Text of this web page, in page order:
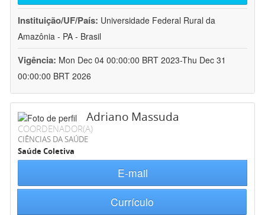
Instituição/UF/País: Universidade Federal Rural da
Amazônia - PA - Brasil
Vigência: Mon Dec 04 00:00:00 BRT 2023-Thu Dec 31
00:00:00 BRT 2026
Adriano Massuda
COORDENADOR(A)
CIÊNCIAS DA SAÚDE
Saúde Coletiva
E-mail
Currículo